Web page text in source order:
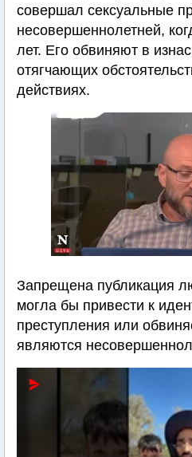
совершал сексуальные
несовершеннолетней,
лет. Его обвиняют в
отягчающих
действиях.
Запрещена публикация
могла бы привести к
преступления или
являются